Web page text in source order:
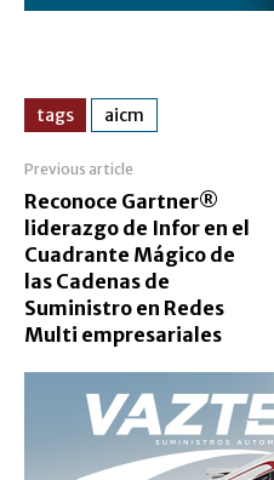
tags aicm
Previous article
Reconoce Gartner®
liderazgo de Infor en el
Cuadrante Mágico de
las Cadenas de
Suministro en Redes
Multi empresariales